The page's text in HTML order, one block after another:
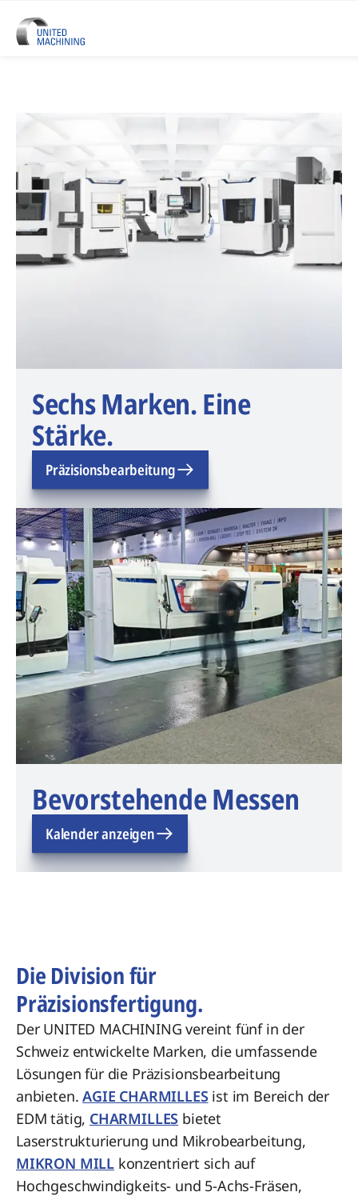
UNITED MACHINING –
Sechs Marken. Eine
Stärke.
Präzisionsbearbeitung
Bevorstehende Messen
Kalender anzeigen
Die Division für
Präzisionsfertigung.
Der UNITED MACHINING vereint fünf in der
Schweiz entwickelte Marken, die umfassende
Lösungen für die Präzisionsbearbeitung
anbieten.AGIE CHARMILLES ist im Bereich der
EDM tätig, CHARMILLES bietet
Laserstrukturierung und Mikrobearbeitung,
MIKRON MILL konzentriert sich auf
Hochgeschwindigkeits- und 5-Achs-Fräsen,